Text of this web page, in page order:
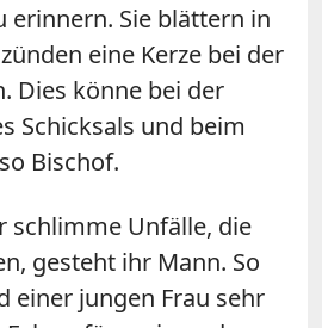
erinnern. Sie blättern in
eine Kerze bei der
Dies könne bei der
Schicksals und beim
Bischof.
schlimme Unfälle, die
gesteht ihr Mann. So
einer jungen Frau sehr